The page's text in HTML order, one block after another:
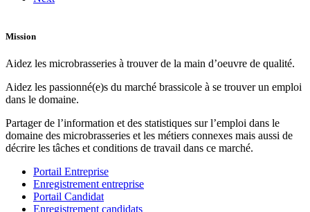
Mission
Aidez les microbrasseries à trouver de la main d’oeuvre de qualité.
Aidez les passionné(e)s du marché brassicole à se trouver un emploi
dans le domaine.
Partager de l’information et des statistiques sur l’emploi dans le
domaine des microbrasseries et les métiers connexes mais aussi de
décrire les tâches et conditions de travail dans ce marché.
Portail Entreprise
Enregistrement entreprise
Portail Candidat
Enregistrement candidats